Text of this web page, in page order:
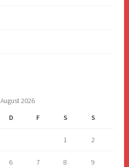
August 2026
D F S S
1 2
6 7 8 9